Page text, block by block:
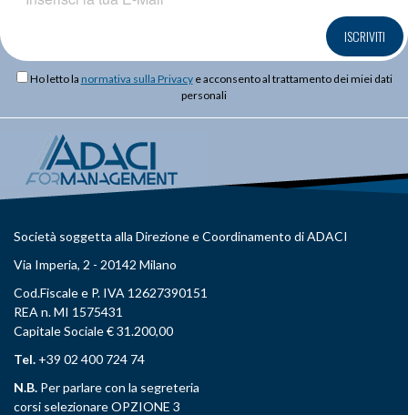
ISCRIVITI
Ho letto la normativa sulla Privacye acconsento al trattamento dei miei dati
personali
Società soggetta alla Direzione e Coordinamento di ADACI
Via Imperia, 2 - 20142 Milano
Cod.Fiscale e P. IVA 12627390151
REA n. MI 1575431
Capitale Sociale € 31.200,00
Tel. +39 02 400 724 74
N.B. Per parlare con la segreteria
corsi selezionare OPZIONE 3